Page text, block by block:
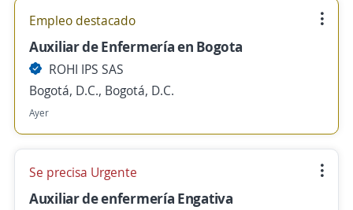
Empleo destacado
Auxiliar de Enfermería en Bogota
ROHI IPS SAS
Bogotá, D.C., Bogotá, D.C.
Ayer
Se precisa Urgente
Auxiliar de enfermería Engativa